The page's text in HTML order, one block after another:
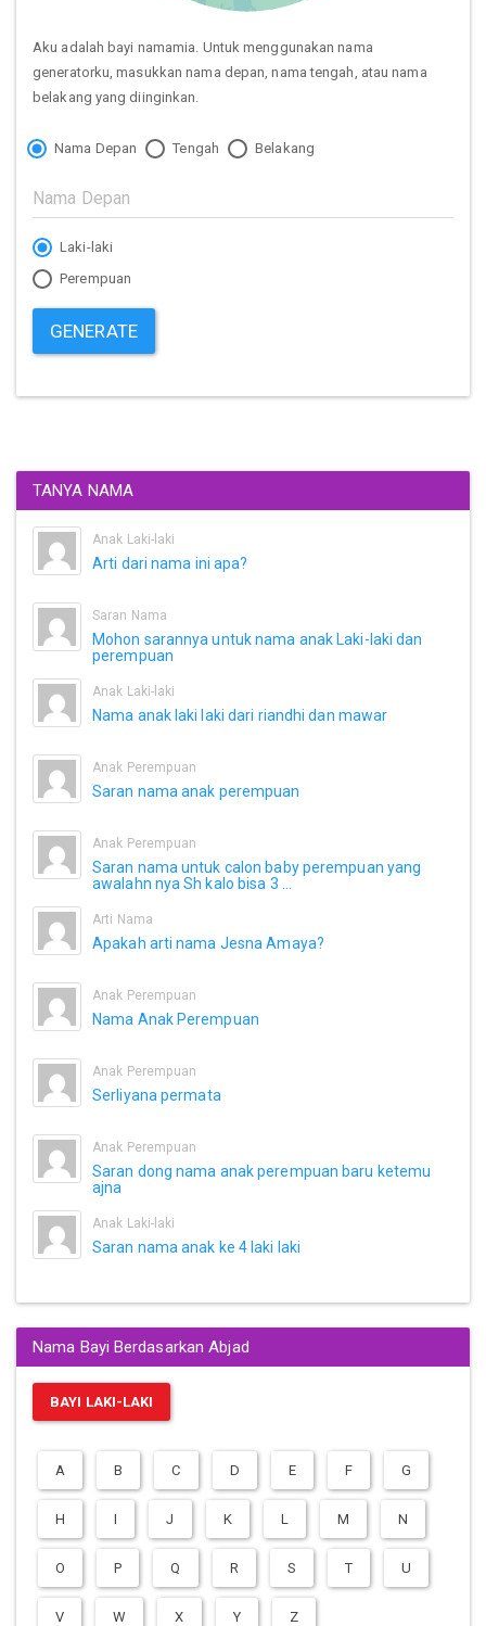
Aku adalah bayi namamia. Untuk menggunakan nama
generatorku, masukkan nama depan, nama tengah, atau nama
belakang yang diinginkan.
Nama Depan Tengah Belakang
Laki-laki
Perempuan
GENERATE
TANYA NAMA
Anak Laki-laki
Arti dari nama ini apa?
Saran Nama
Mohon sarannya untuk nama anak Laki-laki dan
perempuan
Anak Laki-laki
Nama anak laki laki dari riandhi dan mawar
Anak Perempuan
Saran nama anak perempuan
Anak Perempuan
Saran nama untuk calon baby perempuan yang
awalahn nya Sh kalo bisa 3 ...
Arti Nama
Apakah arti nama Jesna Amaya?
Anak Perempuan
Nama Anak Perempuan
Anak Perempuan
Serliyana permata
Anak Perempuan
Saran dong nama anak perempuan baru ketemu
ajna
Anak Laki-laki
Saran nama anak ke 4 laki laki
Nama Bayi Berdasarkan Abjad
BAYI LAKI-LAKI
A B C D E F G
H I J K L M N
O P Q R S T U
V W X Y Z